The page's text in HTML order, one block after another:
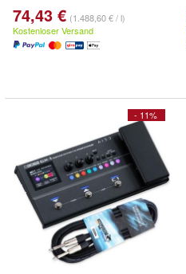
74,43 € (1.488,60 € / l)
Kostenloser Versand
- 11%